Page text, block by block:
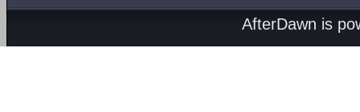
AfterDawn is